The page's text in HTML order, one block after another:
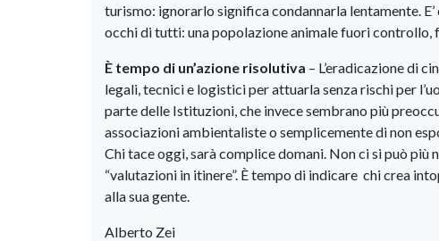
turismo: ignorarlo significa condannarla lentamente.
occhi di tutti: una popolazione animale fuori controllo,
È tempo di un’azione risolutiva – L’eradicazione di
legali, tecnici e logistici per attuarla senza rischi per
parte delle Istituzioni, che invece sembrano più
associazioni ambientaliste o semplicemente di non
Chi tace oggi, sarà complice domani. Non ci si può
“valutazioni in itinere”. È tempo di indicare chi crea
alla sua gente.
Alberto Zei